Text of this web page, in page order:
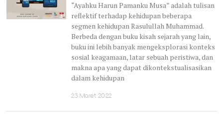
“Ayahku Harun Pamanku Musa” adalah tulisan
reflektif terhadap kehidupan beberapa
segmen kehidupan Rasulullah Muhammad.
Berbeda dengan buku kisah sejarah yang lain,
buku ini lebih banyak mengeksplorasi konteks
sosial keagamaan, latar sebuah peristiwa, dan
makna apa yang dapat dikontekstualisasikan
dalam kehidupan
23 Maret 2022